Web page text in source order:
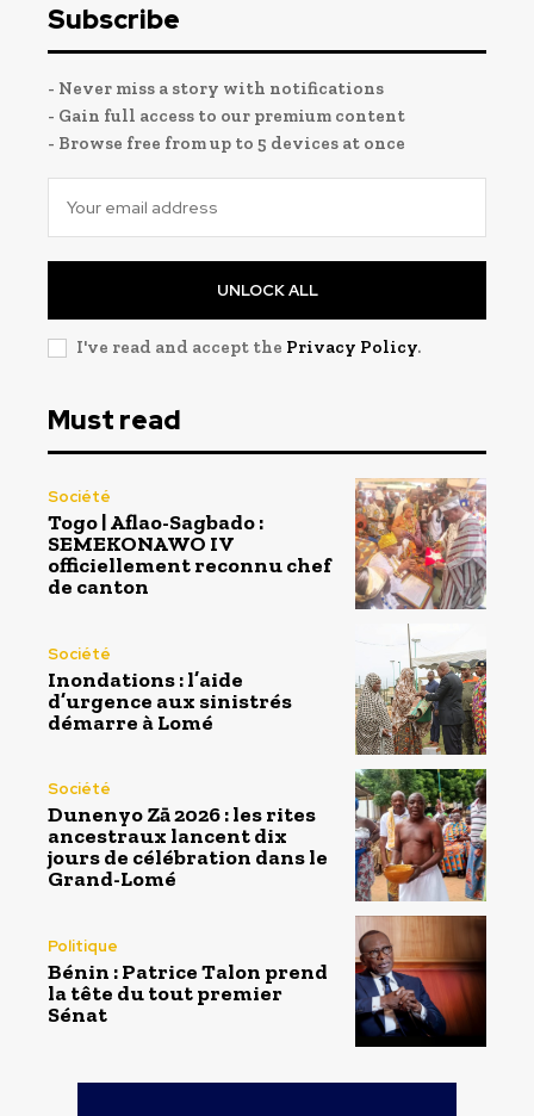
Subscribe
- Never miss a story with notifications
- Gain full access to our premium content
- Browse free from up to 5 devices at once
UNLOCK ALL
I've read and accept the Privacy Policy.
Must read
Société
Togo | Aflao-Sagbado :
SEMEKONAWO IV
officiellement reconnu chef
de canton
Société
Inondations : l’aide
d’urgence aux sinistrés
démarre à Lomé
Société
Dunenyo Zā 2026 : les rites
ancestraux lancent dix
jours de célébration dans le
Grand-Lomé
Politique
Bénin : Patrice Talon prend
la tête du tout premier
Sénat